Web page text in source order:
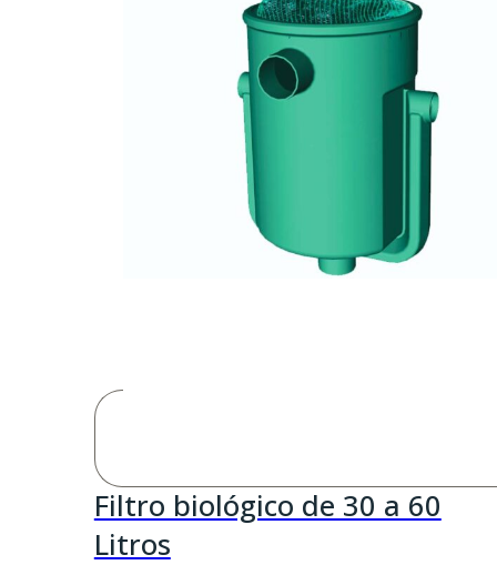
Filtro biológico de 30 a 60
Litros